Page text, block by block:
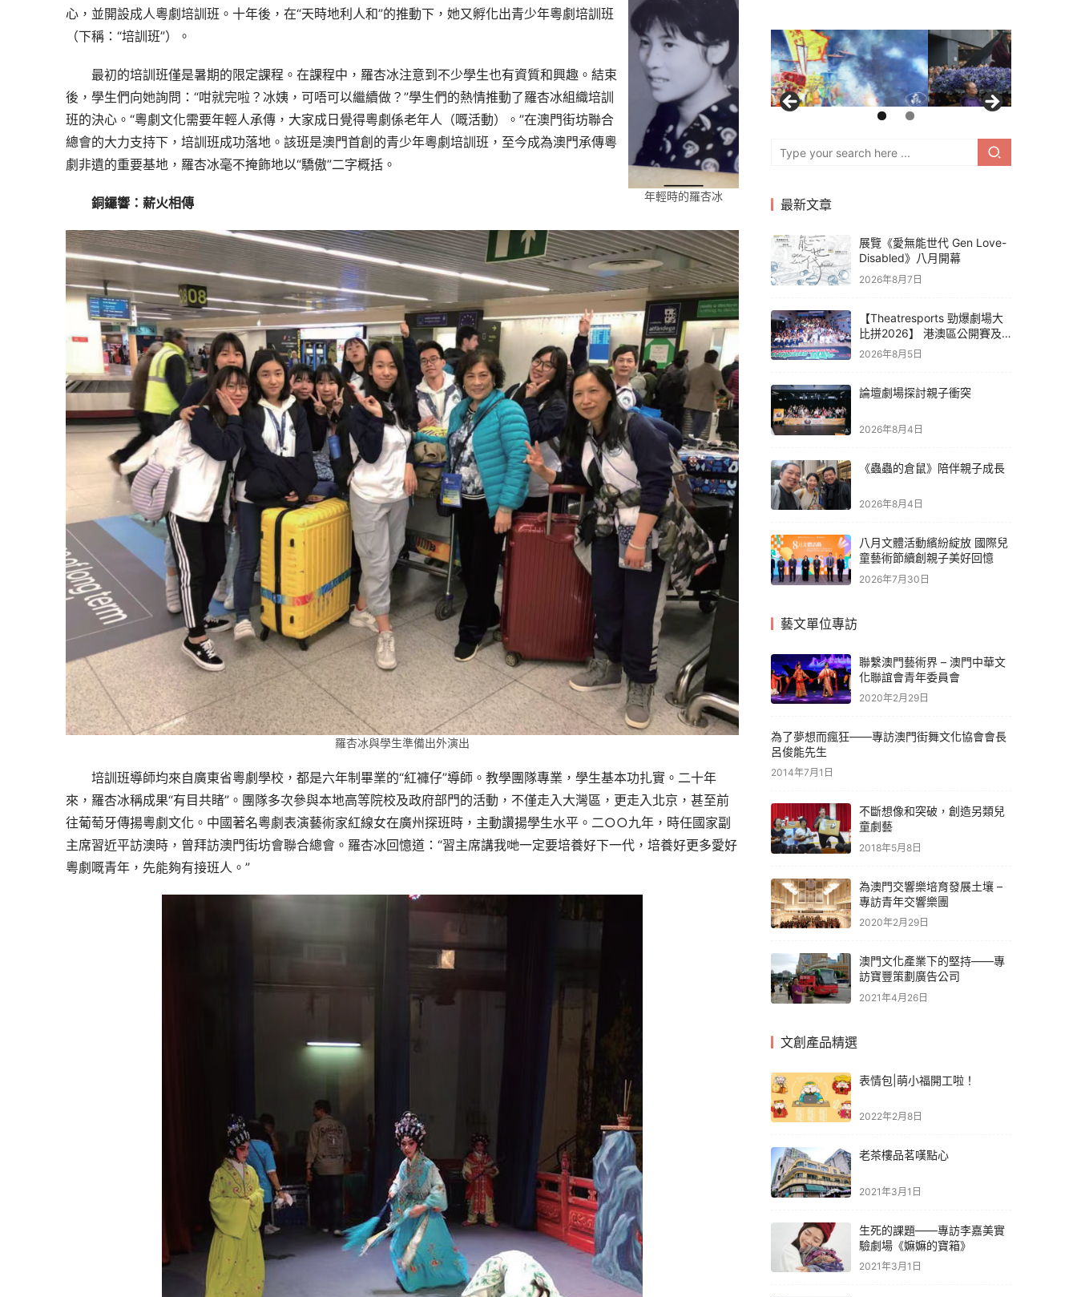
年輕時的羅杏冰
心，並開設成人粵劇培訓班。十年後，在“天時地利人和”的推動下，她又孵化出青少年粵劇培訓班
（下稱：“培訓班”）。
最初的培訓班僅是暑期的限定課程。在課程中，羅杏冰注意到不少學生也有資質和興趣。結束
後，學生們向她詢問：“咁就完啦？冰姨，可唔可以繼續做？”學生們的熱情推動了羅杏冰組織培訓
班的決心。“粵劇文化需要年輕人承傳，大家成日覺得粵劇係老年人（嘅活動）。”在澳門街坊聯合
總會的大力支持下，培訓班成功落地。該班是澳門首創的青少年粵劇培訓班，至今成為澳門承傳粵
劇非遺的重要基地，羅杏冰毫不掩飾地以“驕傲”二字概括。
銅鑼響：薪火相傳
羅杏冰與學生準備出外演出
培訓班導師均來自廣東省粵劇學校，都是六年制畢業的“紅褲仔”導師。教學團隊專業，學生基本功扎實。二十年
來，羅杏冰稱成果“有目共睹”。團隊多次參與本地高等院校及政府部門的活動，不僅走入大灣區，更走入北京，甚至前
往葡萄牙傳揚粵劇文化。中國著名粵劇表演藝術家紅線女在廣州探班時，主動讚揚學生水平。二○○九年，時任國家副
主席習近平訪澳時，曾拜訪澳門街坊會聯合總會。羅杏冰回憶道：“習主席講我哋一定要培養好下一代，培養好更多愛好
粵劇嘅青年，先能夠有接班人。”
最新文章
展覽《愛無能世代 Gen Love-
Disabled》八月開幕
2026年8月7日
【Theatresports 勁爆劇場大
比拼2026】 港澳區公開賽及
亞洲聯賽賽果
2026年8月5日
論壇劇場探討親子衝突
2026年8月4日
《蟲蟲的倉鼠》陪伴親子成長
2026年8月4日
八月文體活動繽紛綻放 國際兒
童藝術節續創親子美好回憶
2026年7月30日
藝文單位專訪
聯繫澳門藝術界 – 澳門中華文
化聯誼會青年委員會
2020年2月29日
為了夢想而瘋狂——專訪澳門街舞文化協會會長
呂俊能先生
2014年7月1日
不斷想像和突破，創造另類兒
童劇藝
2018年5月8日
為澳門交響樂培育發展土壤 –
專訪青年交響樂團
2020年2月29日
澳門文化產業下的堅持——專
訪寶豐策劃廣告公司
2021年4月26日
文創產品精選
表情包|萌小福開工啦！
2022年2月8日
老茶樓品茗嘆點心
2021年3月1日
生死的課題——專訪李嘉美實
驗劇場《嫲嫲的寶箱》
2021年3月1日